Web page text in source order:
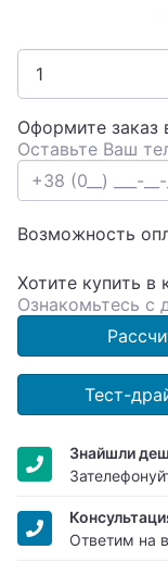
Оформите заказ
Оставьте Ваш
Возможность
Хотите купить в
Ознакомьтесь
Тест-
Знайшли
Ответим на